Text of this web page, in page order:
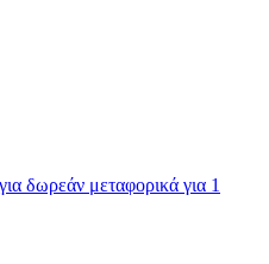
δωρεάν μεταφορικά για 1